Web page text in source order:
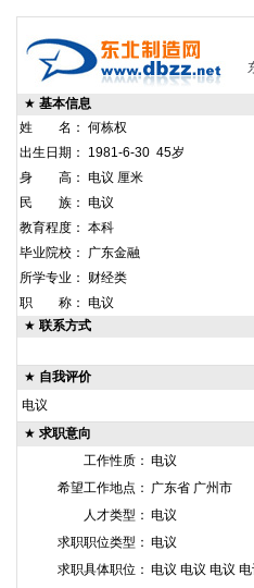
★ 基本信息
姓 名： 何栋权
出生日期： 1981-6-30 45岁
身 高： 电议 厘米
民 族： 电议
教育程度： 本科
毕业院校： 广东金融
所学专业： 财经类
职 称： 电议
★ 联系方式
★ 自我评价
电议
★ 求职意向
工作性质： 电议
希望工作地点： 广东省 广州市
人才类型： 电议
求职职位类型： 电议
求职具体职位： 电议 电议 电议